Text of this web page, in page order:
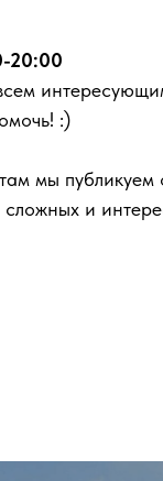
20:00
:)
мы публикуем
и